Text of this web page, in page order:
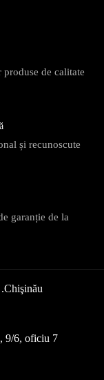
de calitate
și recunoscute
garanție de la
9/6, oficiu 7